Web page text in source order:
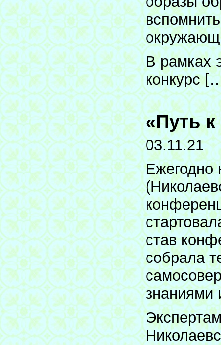
В рамках
конкурс
«Путь
03.11.21
Ежегодно
став
собрала
знаниями